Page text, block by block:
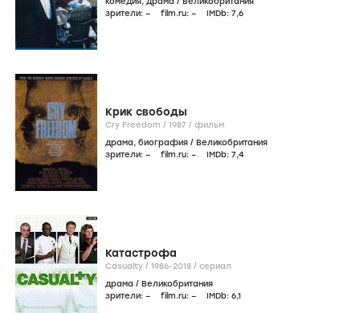
зрители: – film.ru: – IMDb: 7,6
Крик свободы
Cry Freedom / 1987 / фильм
драма, биография / Великобритания
зрители: – film.ru: – IMDb: 7,4
Катастрофа
Casualty / 1986-2018 / сериал
драма / Великобритания
зрители: – film.ru: – IMDb: 6,1